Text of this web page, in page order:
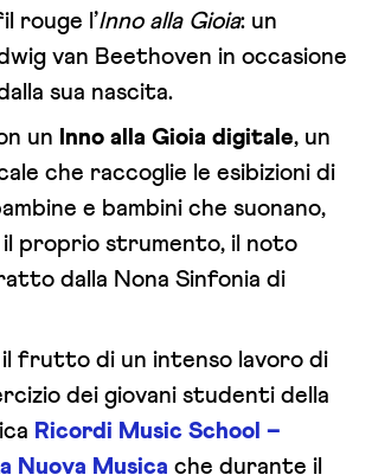
rouge l’Inno alla Gioia: un
van Beethoven in occasione
sua nascita.
un Inno alla Gioia digitale, un
che raccoglie le esibizioni di
e bambini che suonano,
il proprio strumento, il noto
dalla Nona Sinfonia di
il frutto di un intenso lavoro di
dei giovani studenti della
Ricordi Music School –
Nuova Musica che durante il